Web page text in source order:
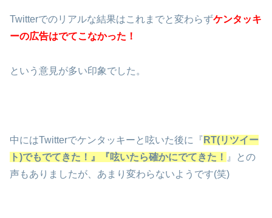
Twitterでのリアルな結果はこれまでと変わらずケンタッキ
ーの広告はでてこなかった！
という意見が多い印象でした。
中にはTwitterでケンタッキーと呟いた後に『 RT(リツイー
ト)でもでてきた！』『呟いたら確かにでてきた！ 』との
声もありましたが、あまり変わらないようです(笑)